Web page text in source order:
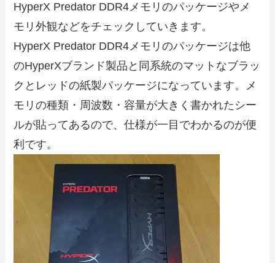
HyperX Predator DDR4メモリのパッケージやメ
モリ外観などをチェックしていきます。
HyperX Predator DDR4メモリのパッケージは他
のHyperXブランド製品と同系統のマットなブラッ
クとレッドの紙製パッケージになっています。メ
モリの種類・周波数・容量が大きく書かれたシー
ルが貼ってあるので、仕様が一目でわかるのが便
利です。